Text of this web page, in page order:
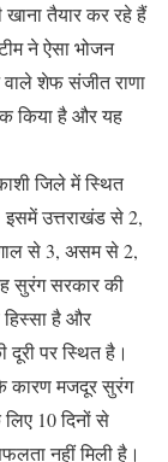
तैयार कर रहे हैं
ने ऐसा भोजन
वाले शेफ संजीत राणा
किया है और यह
जिले में स्थित
उत्तराखंड से 2,
से 3, असम से 2,
सुरंग सरकार की
हिस्सा है और
दूरी पर स्थित है।
कारण मजदूर सुरंग
10 दिनों से
नहीं मिली है।